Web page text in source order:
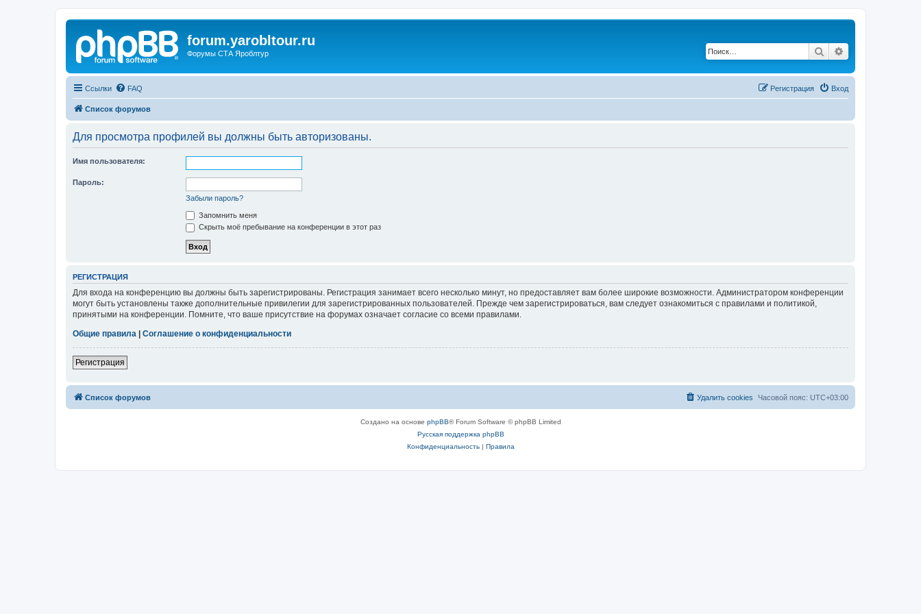
forum.yarobltour.ru
Форумы СТА Яроблтур Поиск
Ссылки FAQ Вход
Регистрация
Список форумов
Для просмотра профилей вы должны быть авторизованы.
Имя пользователя:
Пароль:
Забыли пароль?
Запомнить меня
Скрыть моё пребывание на конференции в этот раз
РЕГИСТРАЦИЯ
Для входа на конференцию вы должны быть зарегистрированы. Регистрация занимает всего несколько минут, но предоставляет вам более широкие возможности. Администратором конференции
могут быть установлены также дополнительные привилегии для зарегистрированных пользователей. Прежде чем зарегистрироваться, вам следует ознакомиться с правилами и политикой,
принятыми на конференции. Помните, что ваше присутствие на форумах означает согласие со всеми правилами.
Общие правила
Соглашение о конфиденциальности
Регистрация
Список форумов Часовой пояс: UTC+03:00
Удалить cookies
Создано на основе phpBB® Forum Software © phpBB Limited
Русская поддержка phpBB
Конфиденциальность| Правила